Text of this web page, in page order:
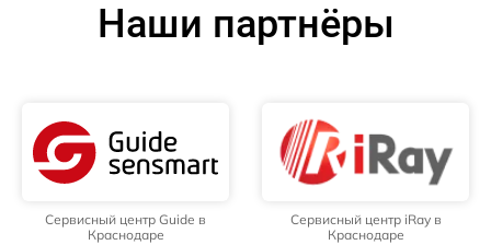
Наши партнёры
Сервисный центр Guide в
Краснодаре
Сервисный центр iRay в
Краснодаре